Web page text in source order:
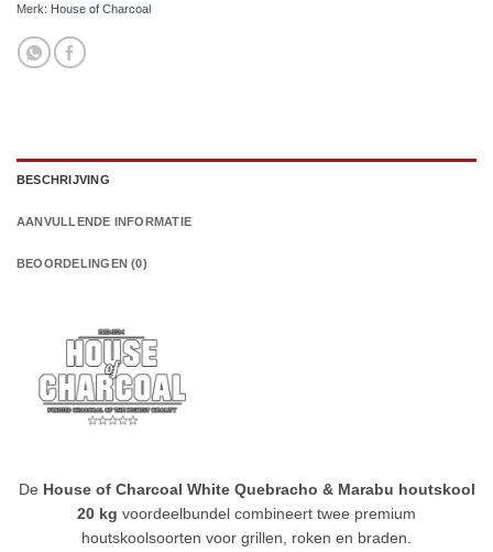
Merk: House of Charcoal
BESCHRIJVING
AANVULLENDE INFORMATIE
BEOORDELINGEN (0)
De House of Charcoal White Quebracho & Marabu houtskool
20 kg voordeelbundel combineert twee premium
houtskoolsoorten voor grillen, roken en braden.